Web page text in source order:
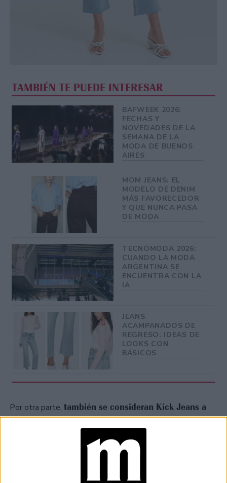
TAMBIÉN TE PUEDE INTERESAR
BAFWEEK 2026:
FECHAS Y
NOVEDADES DE LA
SEMANA DE LA
MODA DE BUENOS
AIRES
MOM JEANS: EL
MODELO DE DENIM
MÁS FAVORECEDOR
Y QUE NUNCA PASA
DE MODA
TECNOMODA 2026:
CUANDO LA MODA
ARGENTINA SE
ENCUENTRA CON LA
IA
JEANS
ACAMPANADOS DE
REGRESO: IDEAS DE
LOOKS CON
BÁSICOS
Por otra parte, también se consideran Kick Jeans a
tan noventero y tan en tendencia en los últimos meses y
que elevan el factor cool de cualquier look.